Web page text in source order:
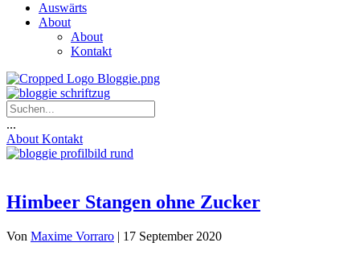
Auswärts
About
About
Kontakt
...
About Kontakt
Himbeer Stangen ohne Zucker
Von Maxime Vorraro | 17 September 2020